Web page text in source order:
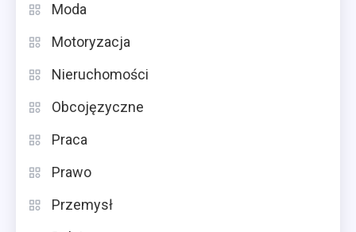
Moda
Motoryzacja
Nieruchomości
Obcojęzyczne
Praca
Prawo
Przemysł